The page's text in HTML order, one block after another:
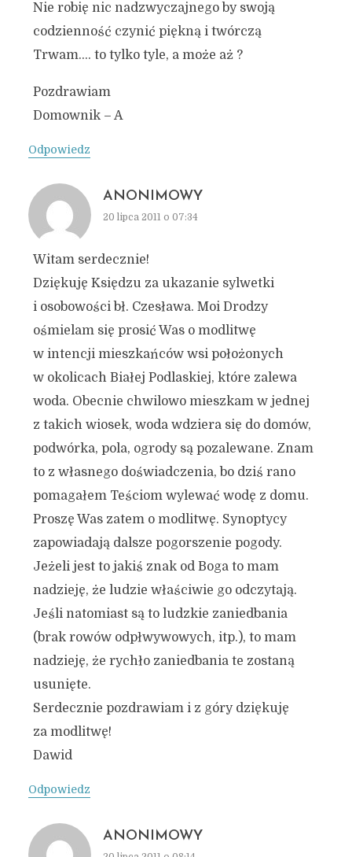
Nie robię nic nadzwyczajnego by swoją
codzienność czynić piękną i twórczą
Trwam…. to tylko tyle, a może aż ?
Pozdrawiam
Domownik – A
Odpowiedz
ANONIMOWY
20 lipca 2011 o 07:34
Witam serdecznie!
Dziękuję Księdzu za ukazanie sylwetki
i osobowości bł. Czesława. Moi Drodzy
ośmielam się prosić Was o modlitwę
w intencji mieszkańców wsi położonych
w okolicach Białej Podlaskiej, które zalewa
woda. Obecnie chwilowo mieszkam w jednej
z takich wiosek, woda wdziera się do domów,
podwórka, pola, ogrody są pozalewane. Znam
to z własnego doświadczenia, bo dziś rano
pomagałem Teściom wylewać wodę z domu.
Proszę Was zatem o modlitwę. Synoptycy
zapowiadają dalsze pogorszenie pogody.
Jeżeli jest to jakiś znak od Boga to mam
nadzieję, że ludzie właściwie go odczytają.
Jeśli natomiast są to ludzkie zaniedbania
(brak rowów odpłwywowych, itp.), to mam
nadzieję, że rychło zaniedbania te zostaną
usunięte.
Serdecznie pozdrawiam i z góry dziękuję
za modlitwę!
Dawid
Odpowiedz
ANONIMOWY